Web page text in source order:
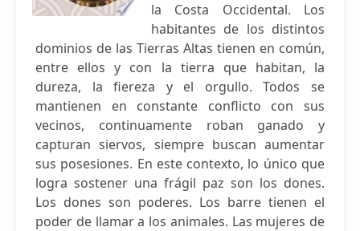
la Costa Occidental. Los
habitantes de los distintos
dominios de las Tierras Altas tienen en común,
entre ellos y con la tierra que habitan, la
dureza, la fiereza y el orgullo. Todos se
mantienen en constante conflicto con sus
vecinos, continuamente roban ganado y
capturan siervos, siempre buscan aumentar
sus posesiones. En este contexto, lo único que
logra sostener una frágil paz son los dones.
Los dones son poderes. Los barre tienen el
poder de llamar a los animales. Las mujeres de